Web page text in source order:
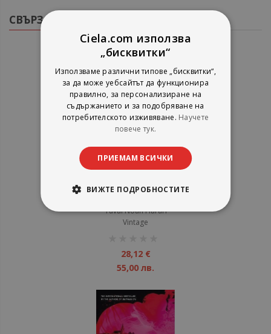
СВЪРЗАНИ ПРОДУКТИ
Yuval Noah Harari
Vintage
28,12 €
55,00 лв.
Ciela.com използва
„бисквитки“
Използваме различни типове „бисквитки“,
за да може уебсайтът да функционира
правилно, за персонализиране на
съдържанието и за подобряване на
потребителското изживяване. Научете
повече тук.
ПРИЕМАМ ВСИЧКИ
ВИЖТЕ ПОДРОБНОСТИТЕ